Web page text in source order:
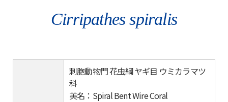
Cirripathes spiralis
刺胞動物門 花虫綱 ヤギ目 ウミカラマツ
科
英名：Spiral Bent Wire Coral